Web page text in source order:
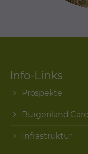
Info-Links
Prospekte
Burgenland Card
Infrastruktur